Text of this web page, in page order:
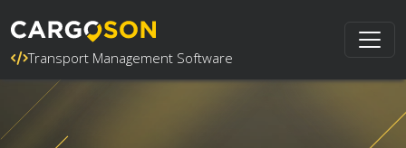
Transport Management Software